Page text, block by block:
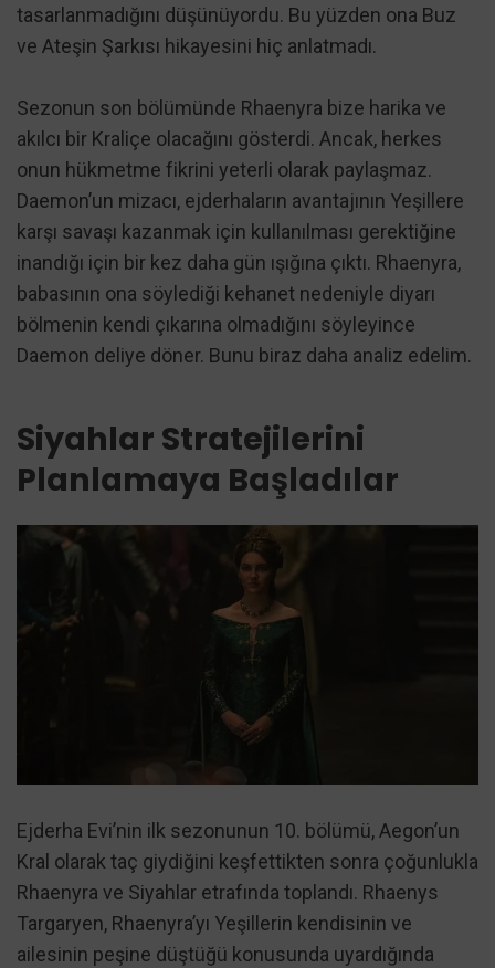
tasarlanmadığını düşünüyordu. Bu yüzden ona Buz
ve Ateşin Şarkısı hikayesini hiç anlatmadı.
Sezonun son bölümünde Rhaenyra bize harika ve
akılcı bir Kraliçe olacağını gösterdi. Ancak, herkes
onun hükmetme fikrini yeterli olarak paylaşmaz.
Daemon’un mizacı, ejderhaların avantajının Yeşillere
karşı savaşı kazanmak için kullanılması gerektiğine
inandığı için bir kez daha gün ışığına çıktı. Rhaenyra,
babasının ona söylediği kehanet nedeniyle diyarı
bölmenin kendi çıkarına olmadığını söyleyince
Daemon deliye döner. Bunu biraz daha analiz edelim.
Siyahlar Stratejilerini
Planlamaya Başladılar
Ejderha Evi’nin ilk sezonunun 10. bölümü, Aegon’un
Kral olarak taç giydiğini keşfettikten sonra çoğunlukla
Rhaenyra ve Siyahlar etrafında toplandı. Rhaenys
Targaryen, Rhaenyra’yı Yeşillerin kendisinin ve
ailesinin peşine düştüğü konusunda uyardığında